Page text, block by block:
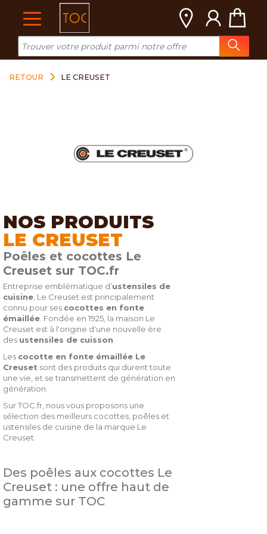
RETOUR LE CREUSET
NOS PRODUITS
LE CREUSET
Poêles et cocottes Le
Creuset sur TOC.fr
Entreprise emblématique d’ustensiles de
cuisine , Le Creuset est principalement
connu pour ses cocottes en fonte
émaillée . Fondée en 1925, la maison Le
Creuset est à l'origine d'une nouvelle ère
des ustensiles de cuisson
Les cocotte en fonte émaillée Le
Creuset sont des produits qui durent toute
une vie, et se transmettent de génération en
génération.
Sur TOC.fr, nous vous proposons une
sélection des meilleurs cocottes, poêles et
ustensiles de cuisine de la marque Le
Creuset.
Des poêles aux cocottes Le
Creuset : une offre haut de
gamme sur TOC
Cookies management panel